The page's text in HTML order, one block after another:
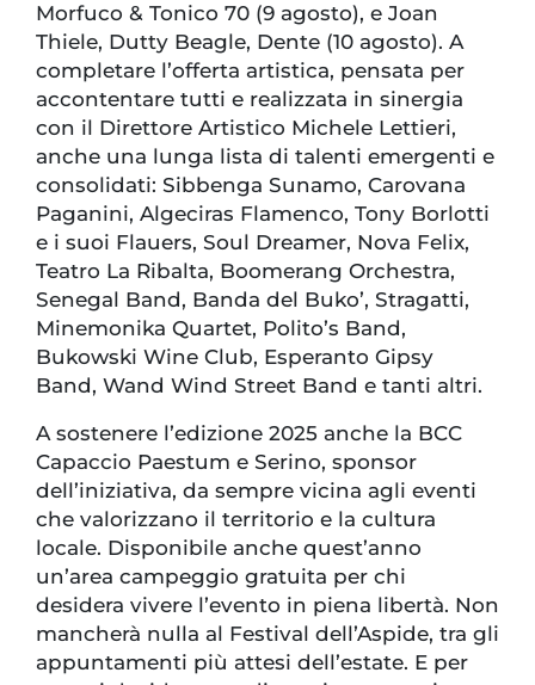
Morfuco & Tonico 70 (9 agosto), e Joan
Thiele, Dutty Beagle, Dente (10 agosto). A
completare l’offerta artistica, pensata per
accontentare tutti e realizzata in sinergia
con il Direttore Artistico Michele Lettieri,
anche una lunga lista di talenti emergenti e
consolidati: Sibbenga Sunamo, Carovana
Paganini, Algeciras Flamenco, Tony Borlotti
e i suoi Flauers, Soul Dreamer, Nova Felix,
Teatro La Ribalta, Boomerang Orchestra,
Senegal Band, Banda del Buko’, Stragatti,
Minemonika Quartet, Polito’s Band,
Bukowski Wine Club, Esperanto Gipsy
Band, Wand Wind Street Band e tanti altri.
A sostenere l’edizione 2025 anche la BCC
Capaccio Paestum e Serino, sponsor
dell’iniziativa, da sempre vicina agli eventi
che valorizzano il territorio e la cultura
locale. Disponibile anche quest’anno
un’area campeggio gratuita per chi
desidera vivere l’evento in piena libertà. Non
mancherà nulla al Festival dell’Aspide, tra gli
appuntamenti più attesi dell’estate. E per